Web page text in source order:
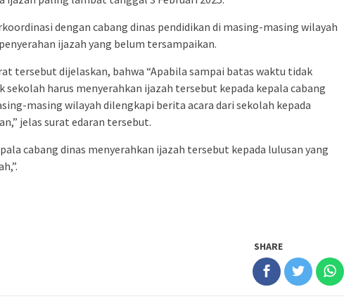
dengan cabang dinas pendidikan di masing-masing wilayah
ijazah yang belum tersampaikan.
tersebut dijelaskan, bahwa “Apabila sampai batas waktu tidak
sekolah harus menyerahkan ijazah tersebut kepada kepala cabang
masing wilayah dilengkapi berita acara dari sekolah kepada
jelas surat edaran tersebut.
cabang dinas menyerahkan ijazah tersebut kepada lulusan yang
SHARE